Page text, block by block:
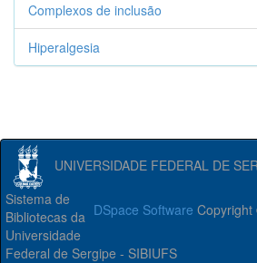
Complexos de inclusão
Hiperalgesia
UNIVERSIDADE FEDERAL DE
DSpace Software
Sistema de
Bibliotecas da
Universidade
Federal de Sergipe - SIBIUFS